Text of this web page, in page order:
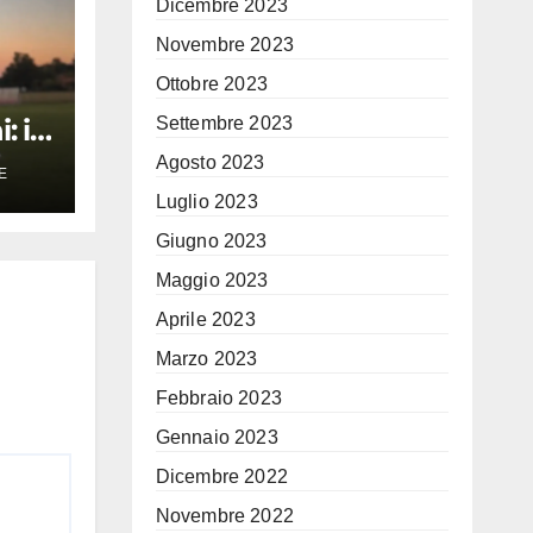
il
Dicembre 2023
Novembre 2023
Ottobre 2023
Settembre 2023
Agosto 2023
Luglio 2023
Giugno 2023
Maggio 2023
Aprile 2023
Marzo 2023
Febbraio 2023
Gennaio 2023
Dicembre 2022
Novembre 2022